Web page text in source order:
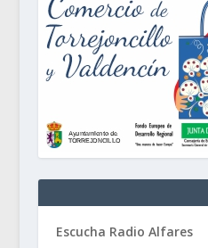
Escucha Radio Alfares